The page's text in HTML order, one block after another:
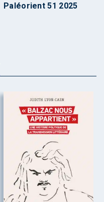
Paléorient 51 2025